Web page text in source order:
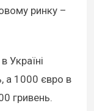
ринку –
Україні
а 1000 євро в
гривень.